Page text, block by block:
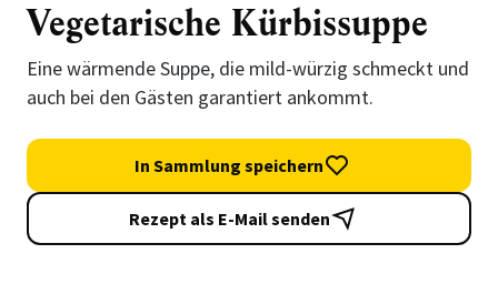
Vegetarische Kürbissuppe
Eine wärmende Suppe, die mild-würzig schmeckt und
auch bei den Gästen garantiert ankommt.
In Sammlung speichern
Rezept als E-Mail senden